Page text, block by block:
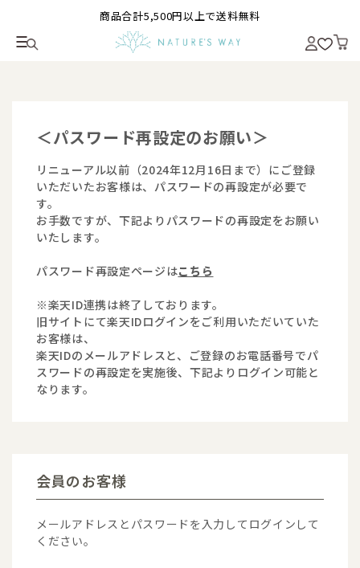
商品合計5,500円以上で送料無料
＜パスワード再設定のお願い＞
リニューアル以前（2024年12月16日まで）にご登録
いただいたお客様は、パスワードの再設定が必要で
す。
お手数ですが、下記よりパスワードの再設定をお願い
いたします。
パスワード再設定ページはこちら
※楽天ID連携は終了しております。
旧サイトにて楽天IDログインをご利用いただいていた
お客様は、
楽天IDのメールアドレスと、ご登録のお電話番号でパ
スワードの再設定を実施後、下記よりログイン可能と
なります。
会員のお客様
メールアドレスとパスワードを入力してログインして
ください。